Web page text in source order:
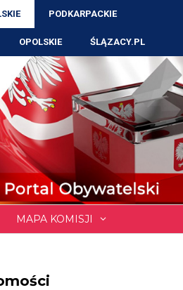
PODKARPACKIE
OPOLSKIE ŚLĄZACY.PL
MAPA KOMISJI